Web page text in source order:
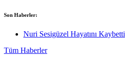
Son Haberler:
Nuri Sesigüzel Hayatını Kaybetti
Tüm Haberler